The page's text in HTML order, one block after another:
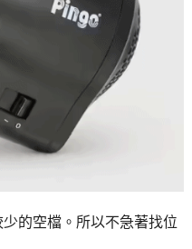
的空檔。所以不急著找位